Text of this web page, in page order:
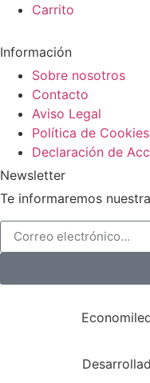
Carrito
Información
Sobre nosotros
Contacto
Aviso Legal
Política de Cookies
Declaración de
Newsletter
Te informaremos